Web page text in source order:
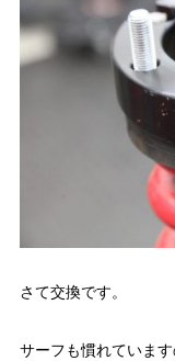
さて交換です。
サーフも慣れていま